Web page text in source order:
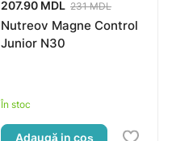
207.90 MDL 231 MDL
Nutreov Magne Control
Junior N30
În stoc
Adaugă in coş